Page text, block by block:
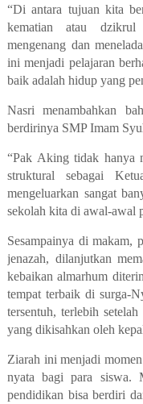
“Di antara tujuan kita
kematian atau dzikrul
mengenang dan
ini menjadi pelajaran
baik adalah hidup yang
Nasri menambahkan
berdirinya SMP Imam
“Pak Aking tidak hanya
struktural sebagai
mengeluarkan sangat
sekolah kita di awal-awal
Sesampainya di makam,
jenazah, dilanjutkan
kebaikan almarhum
tempat terbaik di surga-
tersentuh, terlebih
yang dikisahkan oleh
Ziarah ini menjadi
nyata bagi para siswa.
pendidikan bisa berdiri